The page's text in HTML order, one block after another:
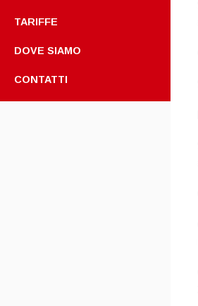
TARIFFE
DOVE SIAMO
CONTATTI